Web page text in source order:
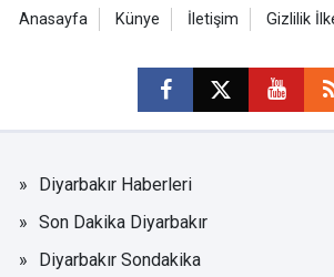
Anasayfa Künye İletişim Gizlilik
Diyarbakır Haberleri
Son Dakika Diyarbakır
Diyarbakır Sondakika